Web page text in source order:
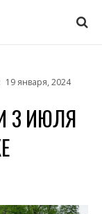
19 января, 2024
3 ИЮЛЯ